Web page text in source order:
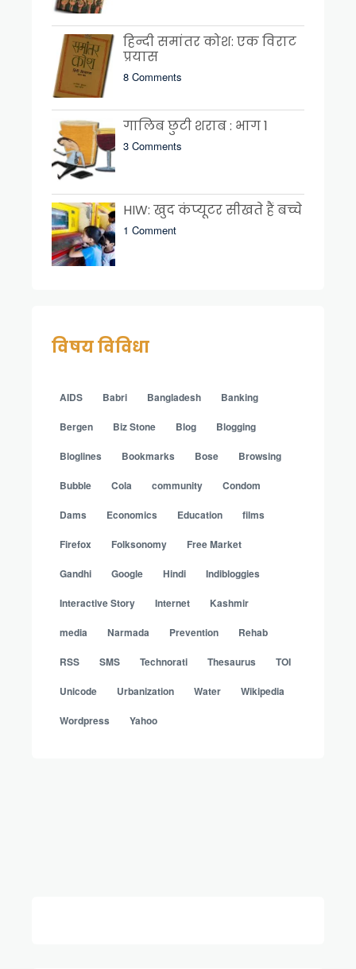
हिन्दी समांतर कोश: एक विराट
प्रयास
8 Comments
गालिब छुटी शराब : भाग 1
3 Comments
HIW: खुद कंप्यूटर सीखते हैं बच्चे
1 Comment
विषय विविधा
AIDS Babri Bangladesh Banking
Bergen Biz Stone Blog Blogging
Bloglines Bookmarks Bose Browsing
Bubble Cola community Condom
Dams Economics Education films
Firefox Folksonomy Free Market
Gandhi Google Hindi Indibloggies
Interactive Story Internet Kashmir
media Narmada Prevention Rehab
RSS SMS Technorati Thesaurus TOI
Unicode Urbanization Water Wikipedia
Wordpress Yahoo